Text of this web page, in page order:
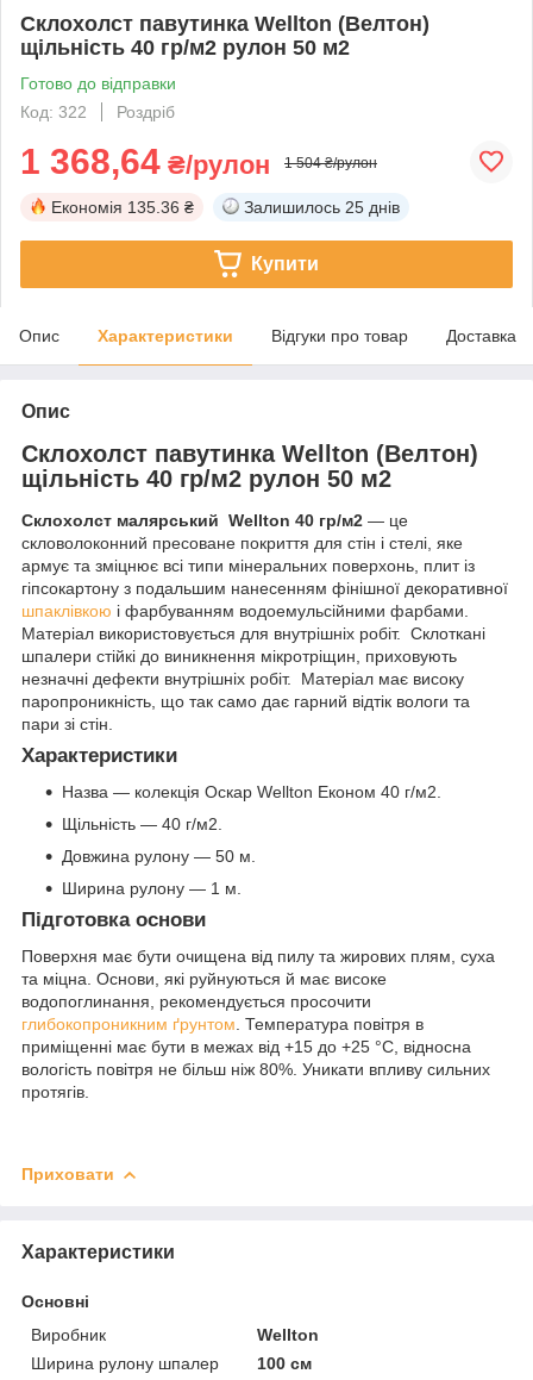
Склохолст павутинка Wellton (Велтон)
щільність 40 гр/м2 рулон 50 м2
Готово до відправки
Код: 322
Роздріб
1 368,64 ₴/рулон 1 504 ₴/рулон
Економія 135.36 ₴ Залишилось 25 днів
Купити
Опис Характеристики Відгуки про товар Доставка
Опис
Склохолст павутинка Wellton (Велтон)
щільність 40 гр/м2 рулон 50 м2
Склохолст малярський Wellton 40 гр/м2 — це
скловолоконний пресоване покриття для стін і стелі, яке
армує та зміцнює всі типи мінеральних поверхонь, плит із
гіпсокартону з подальшим нанесенням фінішної декоративної
шпаклівкою і фарбуванням водоемульсійними фарбами.
Матеріал використовується для внутрішніх робіт. Склоткані
шпалери стійкі до виникнення мікротріщин, приховують
незначні дефекти внутрішніх робіт. Матеріал має високу
паропроникність, що так само дає гарний відтік вологи та
пари зі стін.
Характеристики
Назва — колекція Оскар Wellton Економ 40 г/м2.
Щільність — 40 г/м2.
Довжина рулону — 50 м.
Ширина рулону — 1 м.
Підготовка основи
Поверхня має бути очищена від пилу та жирових плям, суха
та міцна. Основи, які руйнуються й має високе
водопоглинання, рекомендується просочити
глибокопроникним ґрунтом . Температура повітря в
приміщенні має бути в межах від +15 до +25 °C, відносна
вологість повітря не більш ніж 80%. Уникати впливу сильних
протягів.
Приховати
Характеристики
Основні
Виробник
Wellton
Ширина рулону шпалер
100 см